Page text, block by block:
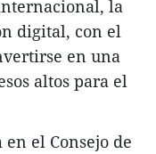
la
digital, con el
en una
altos para el
el Consejo de